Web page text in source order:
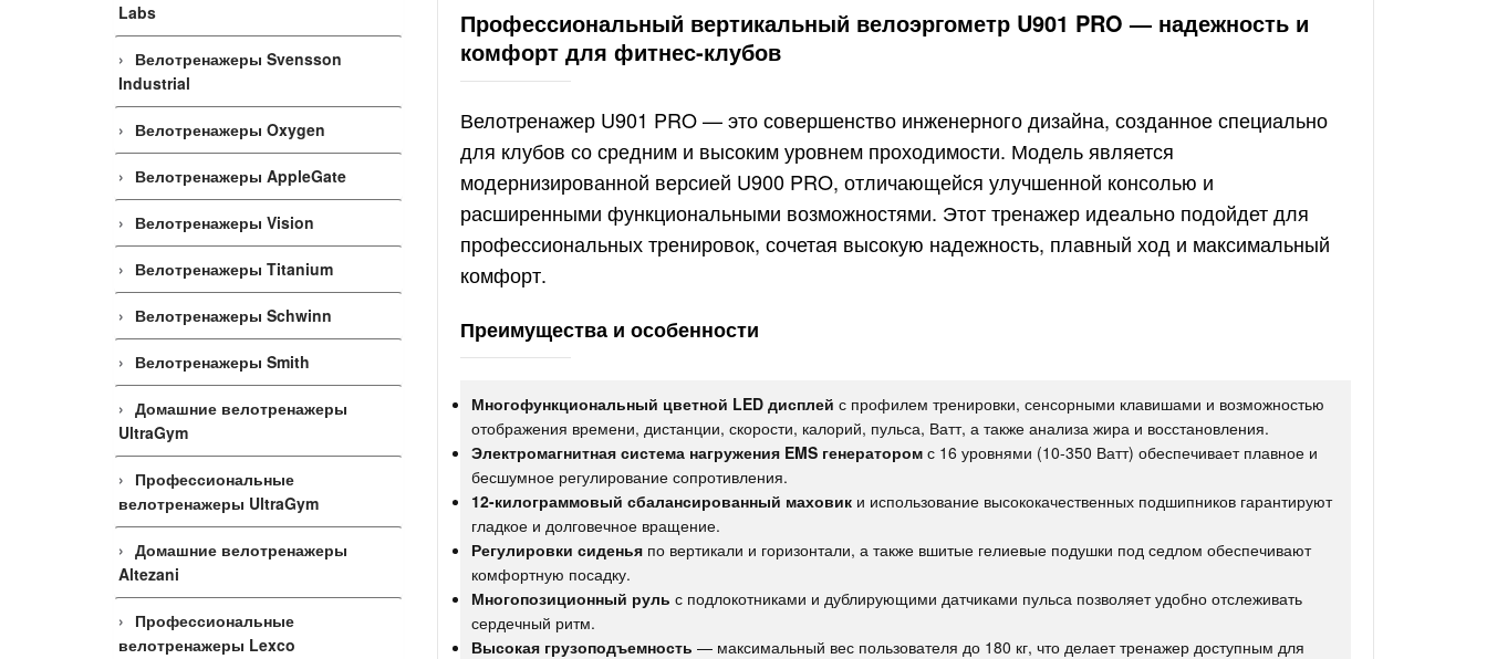
Labs
Велотренажеры Svensson
Industrial
Велотренажеры Oxygen
Велотренажеры AppleGate
Велотренажеры Vision
Велотренажеры Titanium
Велотренажеры Schwinn
Велотренажеры Smith
Домашние велотренажеры
UltraGym
Профессиональные
велотренажеры UltraGym
Домашние велотренажеры
Altezani
Профессиональные
велотренажеры Lexco
Профессиональный вертикальный велоэргометр U901 PRO — надежность и
комфорт для фитнес-клубов
Велотренажер U901 PRO — это совершенство инженерного дизайна, созданное специально
для клубов со средним и высоким уровнем проходимости. Модель является
модернизированной версией U900 PRO, отличающейся улучшенной консолью и
расширенными функциональными возможностями. Этот тренажер идеально подойдет для
профессиональных тренировок, сочетая высокую надежность, плавный ход и максимальный
комфорт.
Преимущества и особенности
Многофункциональный цветной LED дисплей с профилем тренировки, сенсорными клавишами и возможностью
отображения времени, дистанции, скорости, калорий, пульса, Ватт, а также анализа жира и восстановления.
Электромагнитная система нагружения EMS генераторомс 16 уровнями (10-350 Ватт) обеспечивает плавное и
бесшумное регулирование сопротивления.
12-килограммовый сбалансированный маховики использование высококачественных подшипников гарантируют
гладкое и долговечное вращение.
Регулировки сиденьяпо вертикали и горизонтали, а также вшитые гелиевые подушки под седлом обеспечивают
комфортную посадку.
Многопозиционный руль с подлокотниками и дублирующими датчиками пульса позволяет удобно отслеживать
сердечный ритм.
Высокая грузоподъемность — максимальный вес пользователя до 180 кг, что делает тренажер доступным для